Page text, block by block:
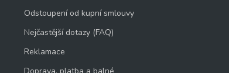
Odstoupení od kupní smlouvy
Nejčastější dotazy (FAQ)
Reklamace
Doprava, platba a balné